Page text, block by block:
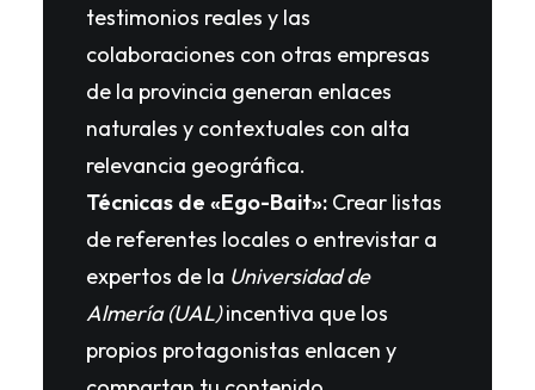
testimonios reales y las
colaboraciones con otras empresas
de la provincia generan enlaces
naturales y contextuales con alta
relevancia geográfica.
Técnicas de «Ego-Bait»: Crear listas
de referentes locales o entrevistar a
expertos de la Universidad de
Almería (UAL)incentiva que los
propios protagonistas enlacen y